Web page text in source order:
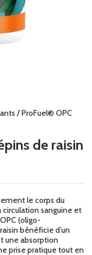
/ ProFuel® OPC
de raisin
le corps du
sanguine et
(oligo-
bénéficie d’un
une absorption
prise pratique tout en